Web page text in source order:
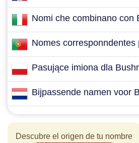
Nomi che combinano con
Nomes corresponndentes
Pasujące imiona dla
Bijpassende namen voor
Descubre el origen de tu nombre